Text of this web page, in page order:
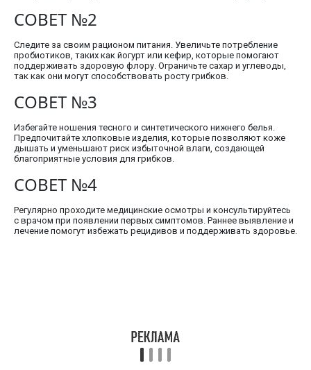
СОВЕТ №2
Следите за своим рационом питания. Увеличьте потребление
пробиотиков, таких как йогурт или кефир, которые помогают
поддерживать здоровую флору. Ограничьте сахар и углеводы,
так как они могут способствовать росту грибков.
СОВЕТ №3
Избегайте ношения тесного и синтетического нижнего белья.
Предпочитайте хлопковые изделия, которые позволяют коже
дышать и уменьшают риск избыточной влаги, создающей
благоприятные условия для грибков.
СОВЕТ №4
Регулярно проходите медицинские осмотры и консультируйтесь
с врачом при появлении первых симптомов. Раннее выявление и
лечение помогут избежать рецидивов и поддерживать здоровье.